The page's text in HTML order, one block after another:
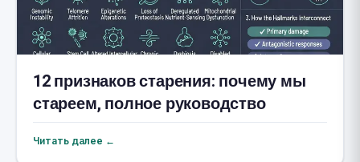
12 признаков старения: почему мы
стареем, полное руководство
Читать далее ←